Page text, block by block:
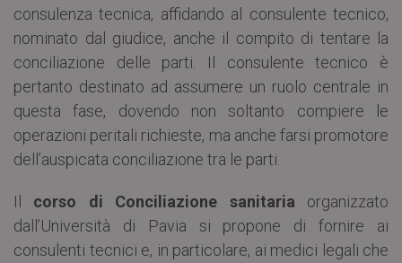
consulenza tecnica, affidando al consulente tecnico,
nominato dal giudice, anche il compito di tentare la
conciliazione delle parti. Il consulente tecnico è
pertanto destinato ad assumere un ruolo centrale in
questa fase, dovendo non soltanto compiere le
operazioni peritali richieste, ma anche farsi promotore
dell’auspicata conciliazione tra le parti.
Il corso di Conciliazione sanitaria organizzato
dall’Università di Pavia si propone di fornire ai
consulenti tecnici e, in particolare, ai medici legali che